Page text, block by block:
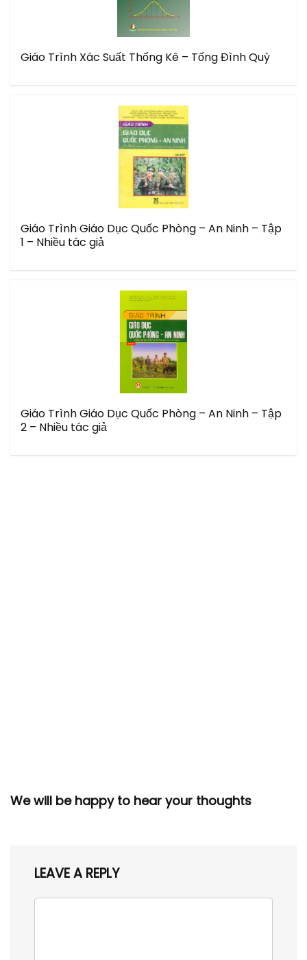
Giáo Trình Xác Suất Thống Kê – Tống Đình Quỳ
Giáo Trình Giáo Dục Quốc Phòng – An Ninh – Tập
1 – Nhiều tác giả
Giáo Trình Giáo Dục Quốc Phòng – An Ninh – Tập
2 – Nhiều tác giả
We will be happy to hear your thoughts
LEAVE A REPLY